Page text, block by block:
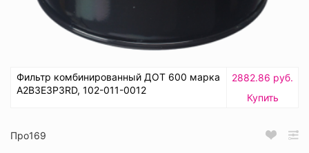
Фильтр комбинированный ДОТ 600 марка
А2В3Е3Р3RD, 102-011-0012
2882.86 руб.
Купить
Про169